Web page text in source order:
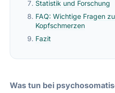
Statistik und Forschung
FAQ: Wichtige Fragen
Kopfschmerzen
Fazit
Was tun bei